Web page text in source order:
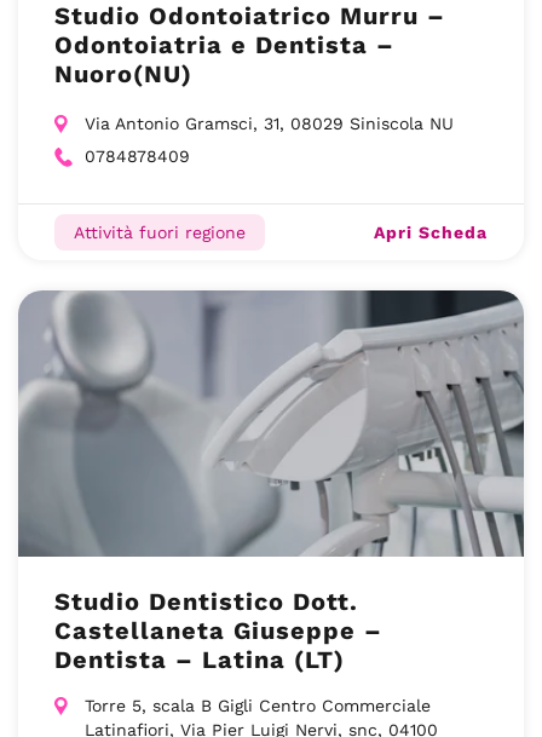
Studio Odontoiatrico Murru –
Odontoiatria e Dentista –
Nuoro(NU)
Via Antonio Gramsci, 31, 08029 Siniscola NU
0784878409
Attività fuori regione Apri Scheda
Studio Dentistico Dott.
Castellaneta Giuseppe –
Dentista – Latina (LT)
Torre 5, scala B Gigli Centro Commerciale
Latinafiori, Via Pier Luigi Nervi, snc, 04100